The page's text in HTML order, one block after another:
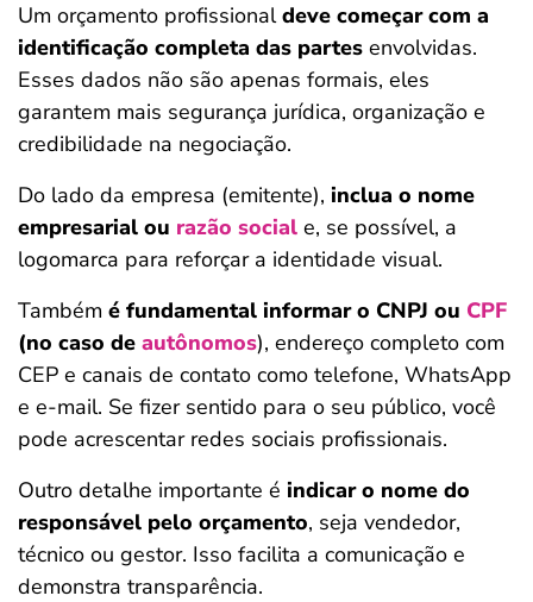
Um orçamento profissionaldeve começar com a
identificação completa das partes envolvidas.
Esses dados não são apenas formais, eles
garantem mais segurança jurídica, organização e
credibilidade na negociação.
Do lado da empresa (emitente), inclua o nome
empresarial ou razão social e, se possível, a
logomarca para reforçar a identidade visual.
Também é fundamental informar o CNPJ ou CPF
(no caso de autônomos), endereço completo com
CEP e canais de contato como telefone, WhatsApp
e e-mail. Se fizer sentido para o seu público, você
pode acrescentar redes sociais profissionais.
Outro detalhe importante é indicar o nome do
responsável pelo orçamento, seja vendedor,
técnico ou gestor. Isso facilita a comunicação e
demonstra transparência.